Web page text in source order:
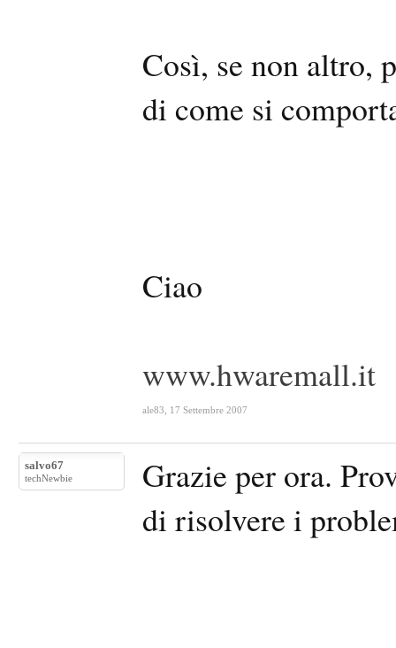
Così, se non altro,
di come si
Ciao
www.hwaremall.it
ale83 17 Settembre 2007
salvo67
techNewbie
Grazie per ora.
di risolvere i